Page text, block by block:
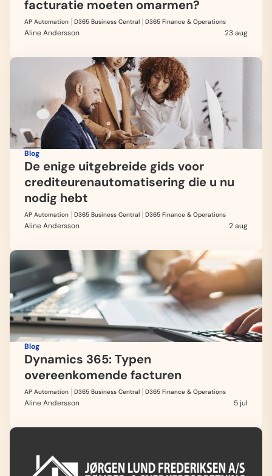
facturatie moeten omarmen?
AP Automation D365 Business Central D365 Finance & Operations
Aline Andersson 23 aug
Blog
De enige uitgebreide gids voor
crediteurenautomatisering die u nu
nodig hebt
AP Automation D365 Business Central D365 Finance & Operations
Aline Andersson 2 aug
Blog
Dynamics 365: Typen
overeenkomende facturen
AP Automation D365 Business Central D365 Finance & Operations
Aline Andersson 5 jul